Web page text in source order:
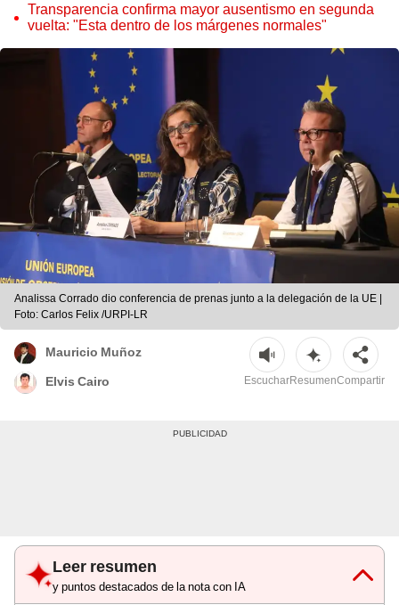
Transparencia confirma mayor ausentismo en segunda
vuelta: "Esta dentro de los márgenes normales"
Analissa Corrado dio conferencia de prenas junto a la delegación de la UE |
Foto: Carlos Felix /URPI-LR
Mauricio Muñoz
Elvis Cairo EscucharResumenCompartir
Leer resumen
y puntos destacados de la nota con IA